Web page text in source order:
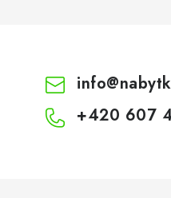
info@
+420 607